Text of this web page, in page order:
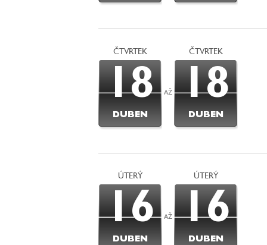
ČTVRTEK
18
DUBEN
AŽ
ČTVRTEK
18
DUBEN
ÚTERÝ
16
DUBEN
AŽ
ÚTERÝ
16
DUBEN